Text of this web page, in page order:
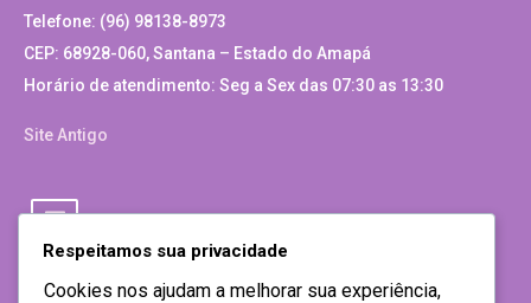
Telefone: (96) 98138-8973
CEP: 68928-060, Santana – Estado do Amapá
Horário de atendimento: Seg a Sex das 07:30 as 13:30
Site Antigo
Respeitamos sua privacidade
Cookies nos ajudam a melhorar sua experiência,